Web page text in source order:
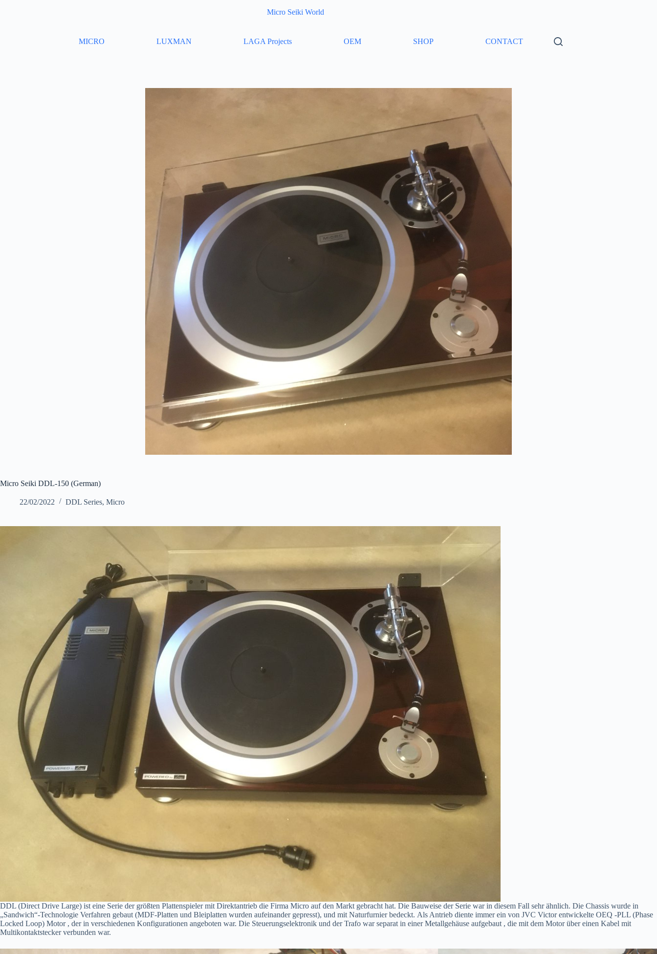
Micro Seiki World
MICRO LUXMAN LAGA Projects OEM SHOP CONTACT
Micro Seiki DDL-150 (German)
22/02/2022 DDL Series, Micro
DDL (Direct Drive Large) ist eine Serie der größten Plattenspieler mit Direktantrieb die Firma Micro auf den Markt gebracht hat. Die Bauweise der Serie war in diesem Fall sehr ähnlich. Die Chassis wurde in
„Sandwich“-Technologie Verfahren gebaut (MDF-Platten und Bleiplatten wurden aufeinander gepresst), und mit Naturfurnier bedeckt. Als Antrieb diente immer ein von JVC Victor entwickelte OEQ -PLL (Phase
Locked Loop) Motor , der in verschiedenen Konfigurationen angeboten war. Die Steuerungselektronik und der Trafo war separat in einer Metallgehäuse aufgebaut , die mit dem Motor über einen Kabel mit
Multikontaktstecker verbunden war.